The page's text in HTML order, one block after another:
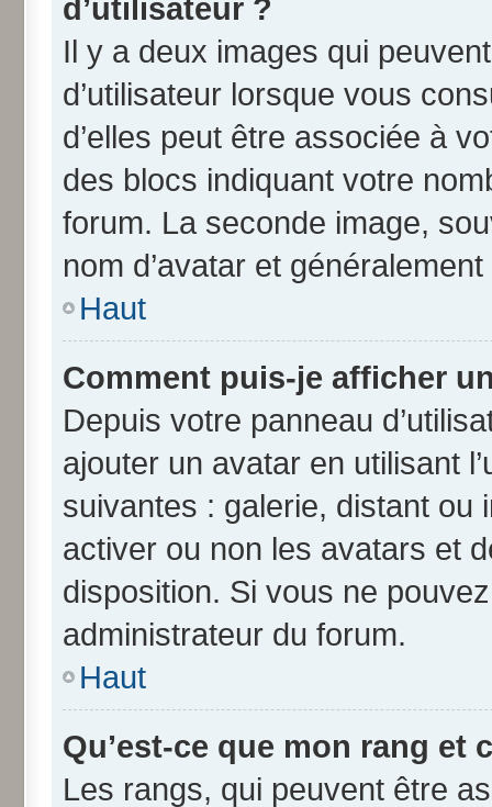
d’utilisateur ?
Il y a deux images qui
d’utilisateur lorsque vous
d’elles peut être associée à
des blocs indiquant votre
forum. La seconde image,
nom d’avatar et
Haut
Comment puis-je afficher
Depuis votre panneau
ajouter un avatar en utilisant
suivantes : galerie, distant ou
activer ou non les avatars et
disposition. Si vous ne
administrateur du forum.
Haut
Qu’est-ce que mon rang et
Les rangs, qui peuvent être